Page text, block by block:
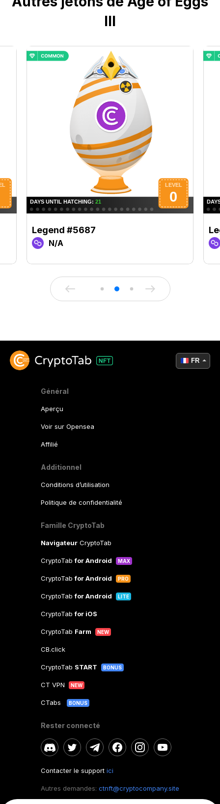
III
Legend #5687
N/A
Général
Aperçu
Voir sur Opensea
Affilié
Additionnel
Conditions d’utilisation
Politique de confidentialité
Famille CryptoTab
Navigateur CryptoTab
CryptoTabfor Android MAX
CryptoTabfor Android PRO
CryptoTabfor Android LITE
CryptoTabfor iOS
CryptoTab Farm NEW
CB.click
CryptoTab START BONUS
CT VPN NEW
CTabs BONUS
Rester connecté
Contacter le support ici
Autres demandes: ctnft@cryptocompany.site
FR